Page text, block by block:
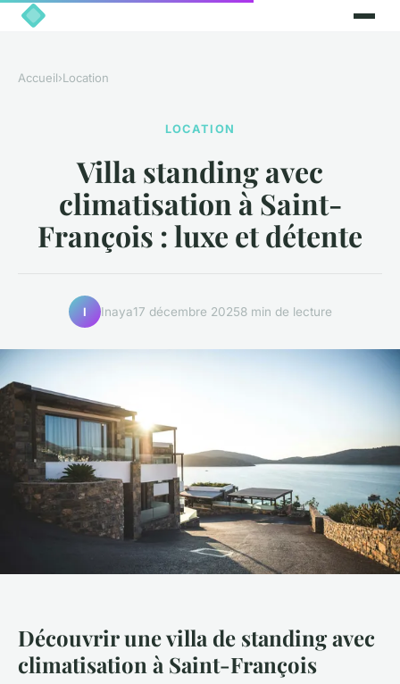
Accueil›Location
LOCATION
Villa standing avec
climatisation à Saint-
François : luxe et détente
I Inaya17 décembre 20258 min de lecture
Découvrir une villa de standing avec
climatisation à Saint-François